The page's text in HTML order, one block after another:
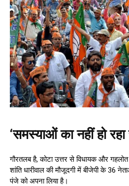
‘समस्याओं का नहीं हो रहा
गौरतलब है, कोटा उत्तर से विधायक और
शांति धारीवाल की मौजूदगी में बीजेपी के 36
पंजे को अपना लिया है।